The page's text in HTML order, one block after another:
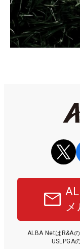
ALBA NetはR&A
USLPGA